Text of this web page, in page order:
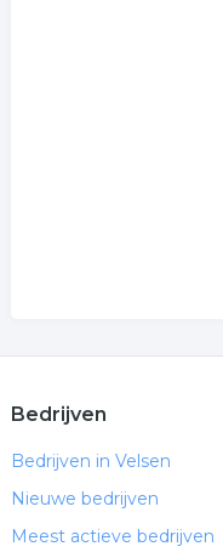
Bedrijven
Bedrijven in Velsen
Nieuwe bedrijven
Meest actieve bedrijven